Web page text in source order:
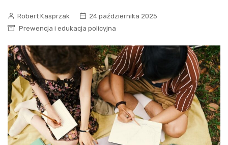
Robert Kasprzak
24 października 2025
Prewencja i edukacja policyjna